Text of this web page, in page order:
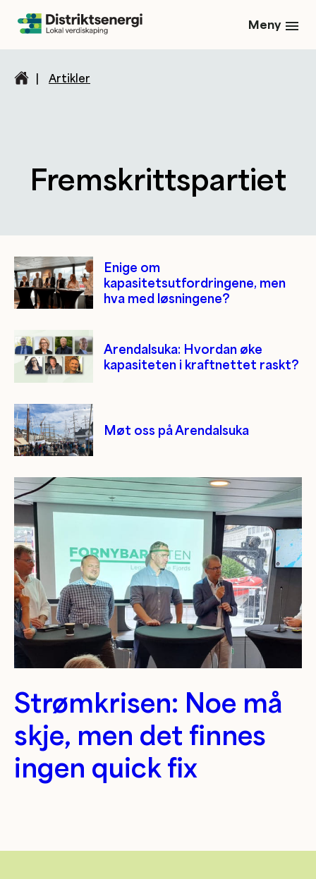
Meny
Artikler
Fremskrittspartiet
Kategori/tag artikler
Enige om
kapasitetsutfordringene, men
hva med løsningene?
Arendalsuka: Hvordan øke
kapasiteten i kraftnettet raskt?
Møt oss på Arendalsuka
Strømkrisen: Noe må
skje, men det finnes
ingen quick fix